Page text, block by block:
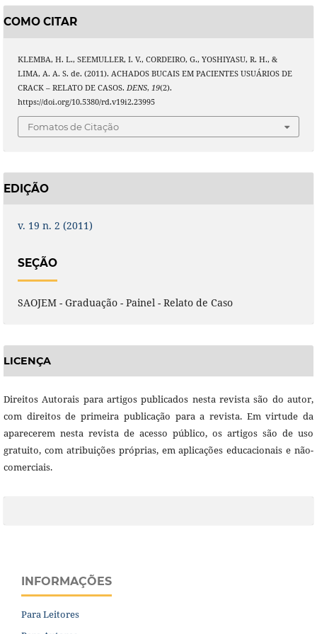
COMO CITAR
KLEMBA, H. L., SEEMULLER, I. V., CORDEIRO, G., YOSHIYASU, R. H., &
LIMA, A. A. S. de. (2011). ACHADOS BUCAIS EM PACIENTES USUÁRIOS DE
CRACK – RELATO DE CASOS. DENS, 19(2).
https://doi.org/10.5380/rd.v19i2.23995
Fomatos de Citação
EDIÇÃO
v. 19 n. 2 (2011)
SEÇÃO
SAOJEM - Graduação - Painel - Relato de Caso
LICENÇA
Direitos Autorais para artigos publicados nesta revista são do autor,
com direitos de primeira publicação para a revista. Em virtude da
aparecerem nesta revista de acesso público, os artigos são de uso
gratuito, com atribuições próprias, em aplicações educacionais e não-
comerciais.
INFORMAÇÕES
Para Leitores